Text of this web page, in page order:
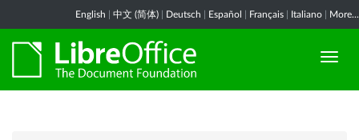
English 中文 (简体) Deutsch Español Français Italiano More...